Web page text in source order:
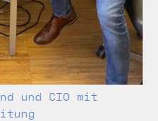
und CIO mit